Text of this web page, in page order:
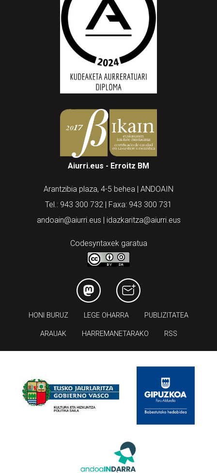
Aiurri.eus - Erroitz BM
Arantzibia plaza, 4-5 behea | ANDOAIN
Tel.: 943 300 732 | Faxa: 943 300 731
andoain@aiurri.eus | idazkaritza@aiurri.eus
Codesyntaxek garatua
HONI BURUZ LEGE OHARRA PUBLIZITATEA
ARAUAK HARREMANETARAKO RSS